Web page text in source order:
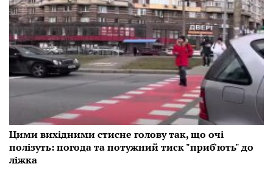
Цими вихідними стисне голову так, що очі
полізуть: погода та потужний тиск "приб'ють" до
ліжка